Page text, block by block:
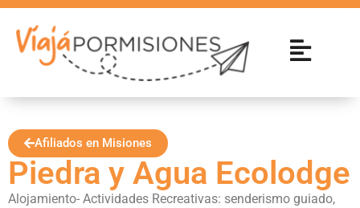
Afiliados en Misiones
Piedra y Agua Ecolodge
Alojamiento- Actividades Recreativas: senderismo guiado,